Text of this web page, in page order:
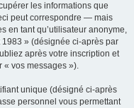
les informations que
peut correspondre — mais
en tant qu’utilisateur anonyme,
1983 » (désignée ci-après par
après votre inscription et
« vos messages »).
unique (désigné ci-après
personnel vous permettant